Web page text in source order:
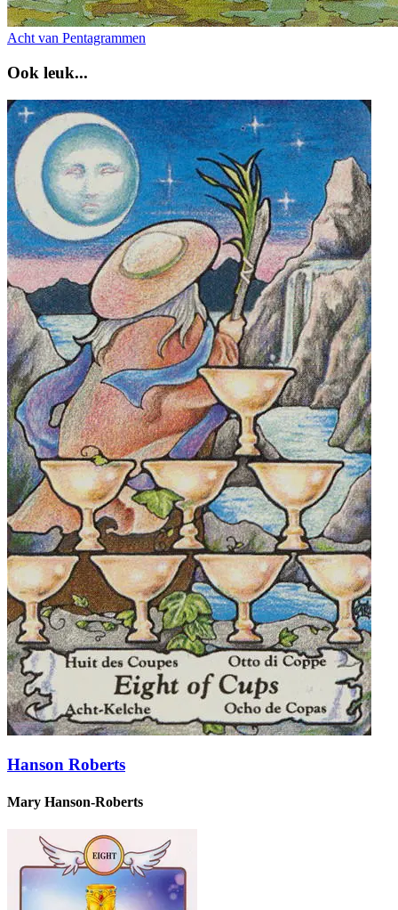
Acht van Pentagrammen
Ook leuk...
Hanson Roberts
Mary Hanson-Roberts